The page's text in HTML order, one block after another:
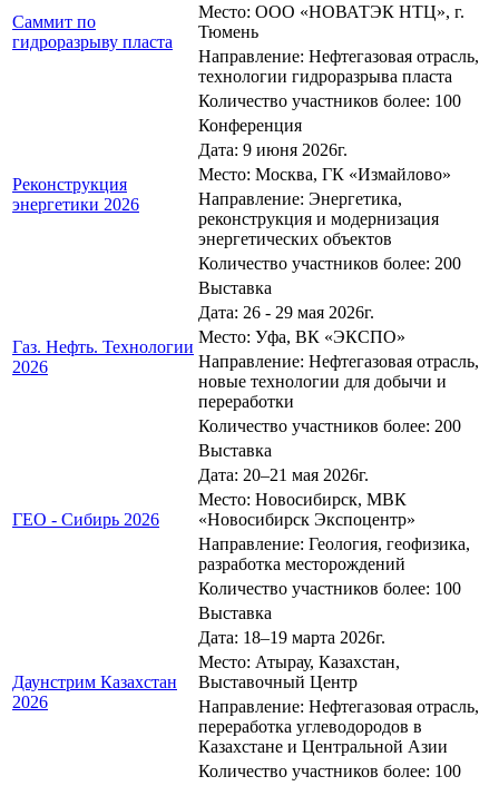
Саммит по
гидроразрыву пласта
Место: ООО «НОВАТЭК НТЦ», г.
Тюмень
Направление: Нефтегазовая отрасль,
технологии гидроразрыва пласта
Количество участников более: 100
Реконструкция
энергетики 2026
Конференция
Дата: 9 июня 2026г.
Место: Москва, ГК «Измайлово»
Направление: Энергетика,
реконструкция и модернизация
энергетических объектов
Количество участников более: 200
Газ. Нефть. Технологии
2026
Выставка
Дата: 26 - 29 мая 2026г.
Место: Уфа, ВК «ЭКСПО»
Направление: Нефтегазовая отрасль,
новые технологии для добычи и
переработки
Количество участников более: 200
ГЕО - Сибирь 2026
Выставка
Дата: 20–21 мая 2026г.
Место: Новосибирск, МВК
«Новосибирск Экспоцентр»
Направление: Геология, геофизика,
разработка месторождений
Количество участников более: 100
Даунстрим Казахстан
2026
Выставка
Дата: 18–19 марта 2026г.
Место: Атырау, Казахстан,
Выставочный Центр
Направление: Нефтегазовая отрасль,
переработка углеводородов в
Казахстане и Центральной Азии
Количество участников более: 100